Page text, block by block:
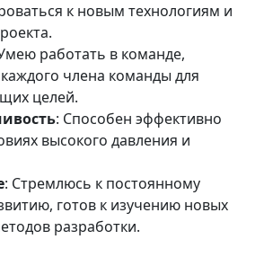
к новым технологиям и
работать в команде,
члена команды для
целей.
: Способен эффективно
высокого давления и
: Стремлюсь к постоянному
готов к изучению новых
разработки.